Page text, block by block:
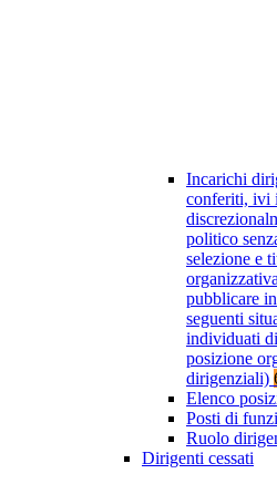
Incarichi
conferiti, ivi
politico
selezione e
pubblicare
seguenti
individuati
posizione
dirigenziali)
Elenco
Posti di
Ruolo
Dirigenti cessati